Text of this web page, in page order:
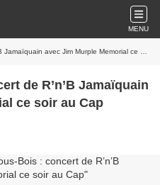
MENU
avec Jim Murple Memorial ce soir au Cap
de R’n’B Jamaïquain
ce soir au Cap